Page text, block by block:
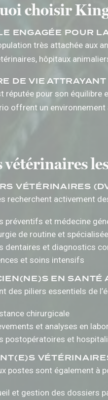
choisir
ENGAGÉE POUR
très attachée aux
hôpitaux
DE VIE ATTRAYANT
réputée pour son équilibre
offrent un
VÉTÉRINAIRES
recherchent activement
préventifs et médecine
de routine et
dentaires et diagnostics
et soins intensifs
EN SANTÉ
des piliers essentiels de
chirurgicale
et analyses en
postopératoires et
postes sont également à
et gestion des dossiers